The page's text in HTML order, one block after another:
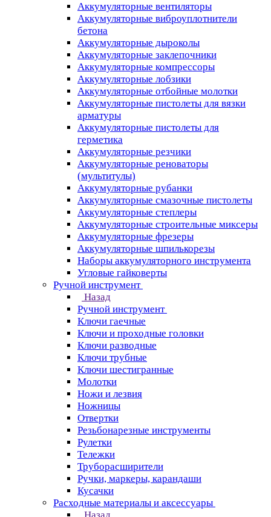
Аккумуляторные вентиляторы
Аккумуляторные виброуплотнители
бетона
Аккумуляторные дыроколы
Аккумуляторные заклепочники
Аккумуляторные компрессоры
Аккумуляторные лобзики
Аккумуляторные отбойные молотки
Аккумуляторные пистолеты для вязки
арматуры
Аккумуляторные пистолеты для
герметика
Аккумуляторные резчики
Аккумуляторные реноваторы
(мультитулы)
Аккумуляторные рубанки
Аккумуляторные смазочные пистолеты
Аккумуляторные степлеры
Аккумуляторные строительные миксеры
Аккумуляторные фрезеры
Аккумуляторные шпилькорезы
Наборы аккумуляторного инструмента
Угловые гайковерты
Ручной инструмент
Назад
Ручной инструмент
Ключи гаечные
Ключи и проходные головки
Ключи разводные
Ключи трубные
Ключи шестигранные
Молотки
Ножи и лезвия
Ножницы
Отвертки
Резьбонарезные инструменты
Рулетки
Тележки
Труборасширители
Ручки, маркеры, карандаши
Кусачки
Расходные материалы и аксессуары